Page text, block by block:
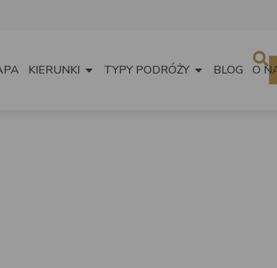
KIERUNKI TYPY PODRÓŻY BLOG O